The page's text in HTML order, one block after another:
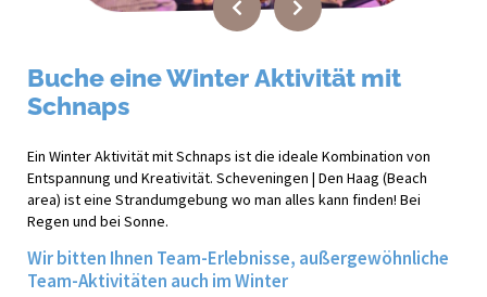
Buche eine Winter Aktivität mit
Schnaps
Ein Winter Aktivität mit Schnaps ist die ideale Kombination von
Entspannung und Kreativität. Scheveningen | Den Haag (Beach
area) ist eine Strandumgebung wo man alles kann finden! Bei
Regen und bei Sonne.
Wir bitten Ihnen Team-Erlebnisse, außergewöhnliche
Team-Aktivitäten auch im Winter